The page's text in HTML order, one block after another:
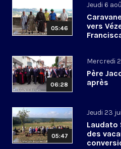
05:46
Jeudi 6
vers
06:28
Mercredi
Père
après
05:47
Jeudi 23
Laudato
des